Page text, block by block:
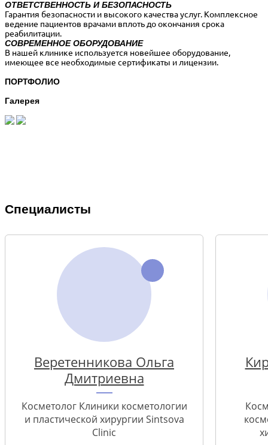
ОТВЕТСТВЕННОСТЬ И БЕЗОПАСНОСТЬ
Гарантия безопасности и высокого качества услуг. Комплексное
ведение пациентов врачами вплоть до окончания срока
реабилитации.
СОВРЕМЕННОЕ ОБОРУДОВАНИЕ
В нашей клинике используется новейшее оборудование,
имеющее все необходимые сертификаты и лицензии.
ПОРТФОЛИО
Галерея
Специалисты
Веретенникова Ольга
Дмитриевна
Косметолог Клиники косметологии
и пластической хирургии Sintsova
Clinic